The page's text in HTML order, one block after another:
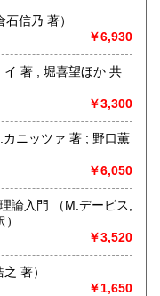
芸、国語国文、外国
＜フォト・リーヴル 6＞ （倉石信乃 著）
￥6,930
￥3,300
￥6,050
デービス,
￥3,520
て （小出浩之 著）
￥1,650